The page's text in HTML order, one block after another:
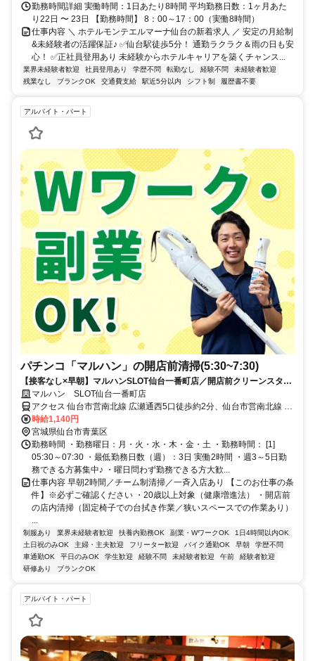
勤務時間詳細 実働時間：1日あたり8時間 平均勤務日数：1ヶ月あた
り22日 〜 23日 【勤務時間】 8：00～17：00（実働8時間）
仕事内容 ＼ ホテルモンテエルマーナ仙台の新着求人 ／ 安定の月給制
&未経験者の活躍保証♪ ✅仙台駅徒歩5分！ 通勤ラクラク＆雨の日も安
心！ ✅正社員登用あり 未経験からホテルキャリアを築くチャンス...
業界未経験者歓迎 社員登用あり 学歴不問 転勤なし 経験不問
未経験者歓迎
残業なし
ブランクOK 交通費支給 駅近5分以内 シフト制 履歴書不要
アルバイト・パート
パチンコ「マルハン」の開店前清掃(5:30~7:30)
【接客なし×早朝】マルハンSLOT仙台一番町店／開店前クリーンスタッ
フ マルハン SLOT仙台一番町店
アクセス 仙台市営南北線 広瀬通西5口徒歩約2分、仙台市営南北線 勾
当台公園南3口徒歩約5分、仙台市営東西線 青葉通一番町北1口徒歩約
4分
時給1,140円
宮城県仙台市青葉区
勤務時間 ・勤務曜日：月・火・水・木・金・土 ・勤務時間： [1]
05:30～07:30 ・最低勤務日数（週）：3日 実働2時間 ・週3～5日勤
務できる方募集中♪ ・曜日問わず勤務できる方大歓...
仕事内容 早朝2時間／チーム制清掃／一斉入店あり 【このお仕事の条
件】※必ずご確認ください ・20歳以上対象（健康増進法） ・開店前
の店内清掃（固定椅子での台拭き作業／狭いスペースでの作業あり）
...
制服あり 業界未経験者歓迎 扶養内勤務OK 副業・WワークOK
1日4時間以内OK
土日祝のみOK
主婦・主夫歓迎 フリーター歓迎 バイク通勤OK 早朝
学歴不問
車通勤OK
平日のみOK 学生歓迎 経験不問 未経験者歓迎 午前
経験者歓迎
研修あり
ブランクOK
アルバイト・パート